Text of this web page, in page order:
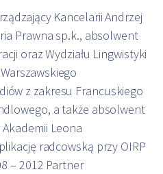
Kancelarii Andrzej
Prawna sp.k., absolwent
oraz Wydziału Lingwistyki
z zakresu Francuskiego
a także absolwent
Leona
radcowską przy OIRP
– 2012 Partner